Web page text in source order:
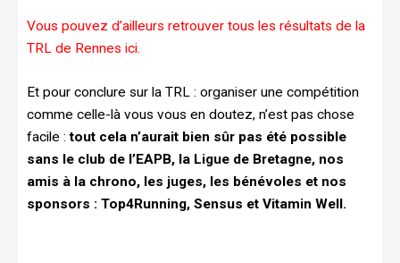
Vous pouvez d’ailleurs retrouver tous les résultats de la
TRL de Rennes ici.
Et pour conclure sur la TRL : organiser une compétition
comme celle-là vous vous en doutez, n’est pas chose
facile :tout cela n’aurait bien sûr pas été possible
sans le club de l’EAPB, la Ligue de Bretagne, nos
amis à la chrono, les juges, les bénévoles et nos
sponsors : Top4Running, Sensus et Vitamin Well.